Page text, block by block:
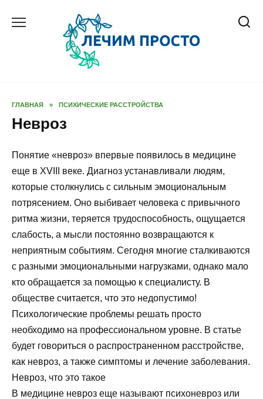
ГЛАВНАЯ » ПСИХИЧЕСКИЕ РАССТРОЙСТВА
Невроз
Понятие «невроз» впервые появилось в медицине
еще в XVIII веке. Диагноз устанавливали людям,
которые столкнулись с сильным эмоциональным
потрясением. Оно выбивает человека с привычного
ритма жизни, теряется трудоспособность, ощущается
слабость, а мысли постоянно возвращаются к
неприятным событиям. Сегодня многие сталкиваются
с разными эмоциональными нагрузками, однако мало
кто обращается за помощью к специалисту. В
обществе считается, что это недопустимо!
Психологические проблемы решать просто
необходимо на профессиональном уровне. В статье
будет говориться о распространенном расстройстве,
как невроз, а также симптомы и лечение заболевания.
Невроз, что это такое
В медицине невроз еще называют психоневроз или